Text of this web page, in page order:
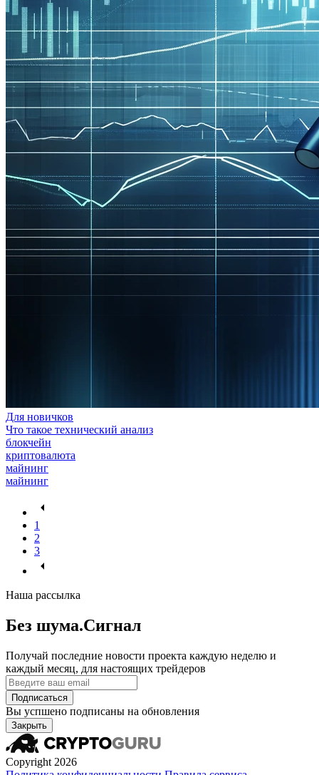
Для новичков
Что такое технический анализ
блокчейн
криптовалюта
майнинг
майнинг
1
2
3
Наша рассылка
Без шума.Сигнал
Получай последние новости проекта каждую неделю и
каждый месяц, для настоящих трейдеров
Подписаться
Вы успшено подписаны на обновления
Закрыть
Copyright 2026